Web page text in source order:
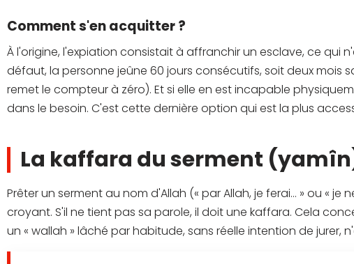
Comment s'en acquitter ?
À l'origine, l'expiation consistait à affranchir un esclave, ce qui
défaut, la personne jeûne 60 jours consécutifs, soit deux mois
remet le compteur à zéro). Et si elle en est incapable
dans le besoin. C'est cette dernière option qui est la plus
La kaffara du serment
Prêter un serment au nom d'Allah (« par Allah, je ferai… » ou « je
croyant. S'il ne tient pas sa parole, il doit une kaffara. Cela
un « wallah » lâché par habitude, sans réelle intention de jurer,